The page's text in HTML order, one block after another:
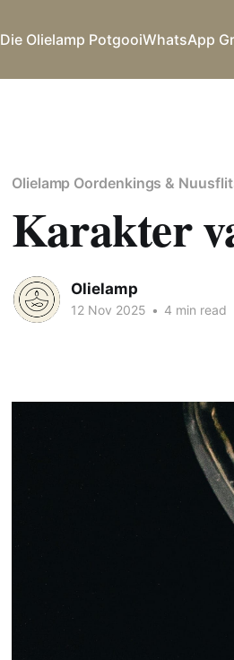
Die Olielamp PotgooiWhatsApp
Olielamp Oordenkings &
Karakter
Olielamp
12 Nov 2025 • 4 min read